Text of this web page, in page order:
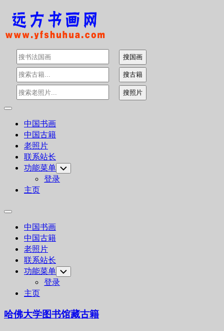
Skip
content
Expand
中国书画
中国古籍
老照片
联系站长
功能菜单 Toggle
Child
Menu
登录
主页
Expand
中国书画
中国古籍
老照片
联系站长
功能菜单 Toggle
Child
Menu
登录
主页
哈佛大学图书馆藏古籍